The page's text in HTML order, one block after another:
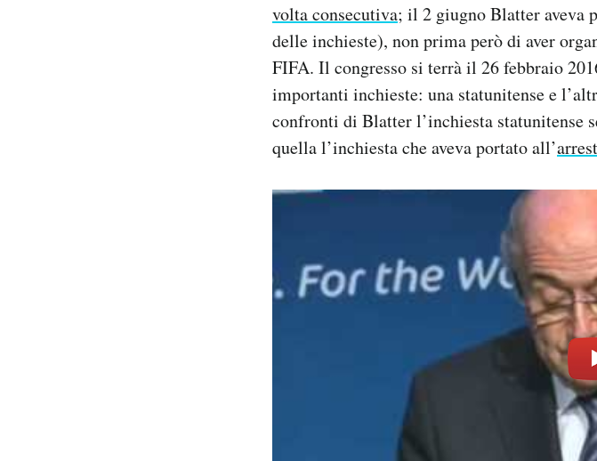
volta consecutiva; il 2 giugno Blatter aveva
delle inchieste), non prima però di aver
FIFA. Il congresso si terrà il 26 febbraio
importanti inchieste: una statunitense e
confronti di Blatter l’inchiesta statunitense
quella l’inchiesta che aveva portato all’